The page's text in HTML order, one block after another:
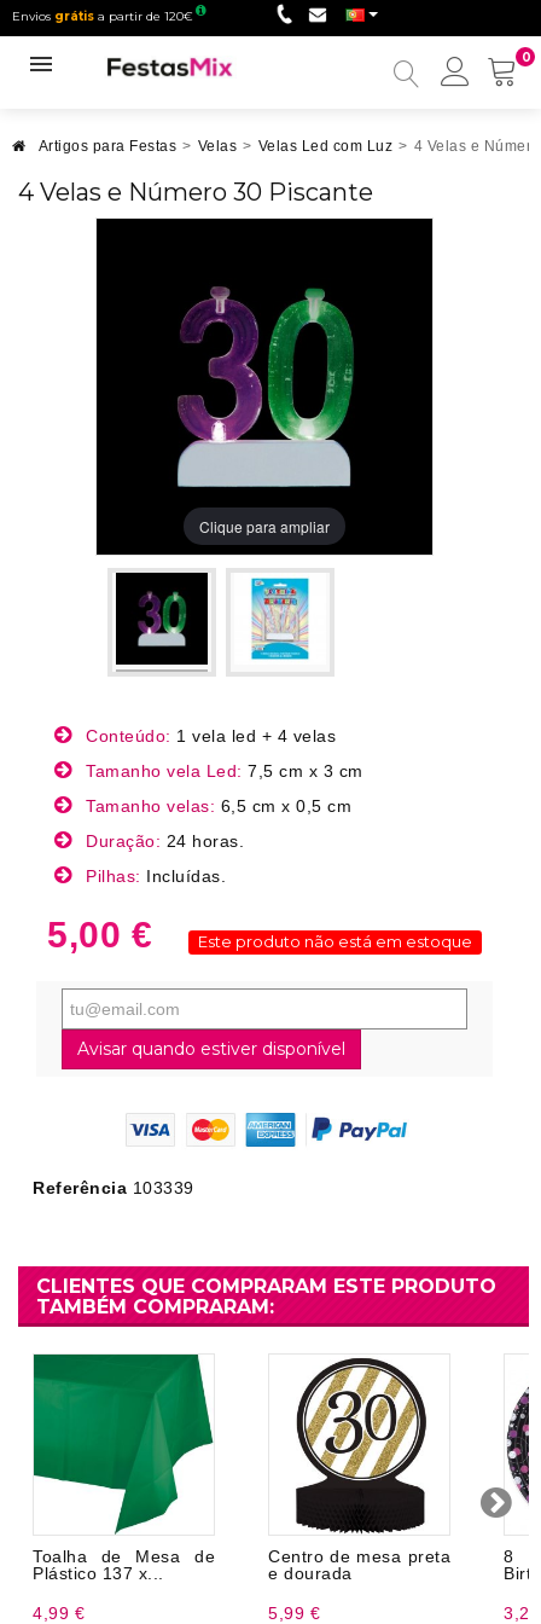
Envios grátis a partir de 120€
0
Minha
Artigos para Festas > Velas > Velas Led com Luz > 4 Velas e
4 Velas e Número 30 Piscante
Clique para ampliar
Conteúdo: 1 vela led + 4 velas
Tamanho vela Led: 7,5 cm x 3 cm
Tamanho velas: 6,5 cm x 0,5 cm
Duração: 24 horas.
Pilhas: Incluídas.
5,00 € Este produto não está em estoque
Avisar quando estiver disponível
Referência 103339
CLIENTES QUE COMPRARAM ESTE PRODUTO
TAMBÉM COMPRARAM:
Toalha de Mesa de
Plástico 137 x...
4,99 €
Centro de mesa preta
e dourada
5,99 €
8